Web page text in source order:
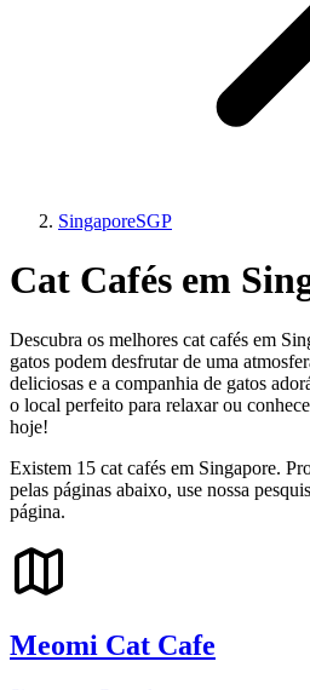
SingaporeSGP
Cat Cafés em
Descubra os melhores cat cafés em
gatos podem desfrutar de uma
deliciosas e a companhia de gatos
o local perfeito para relaxar ou
hoje!
Existem 15 cat cafés em Singapore.
pelas páginas abaixo, use nossa
página.
Meomi Cat Cafe